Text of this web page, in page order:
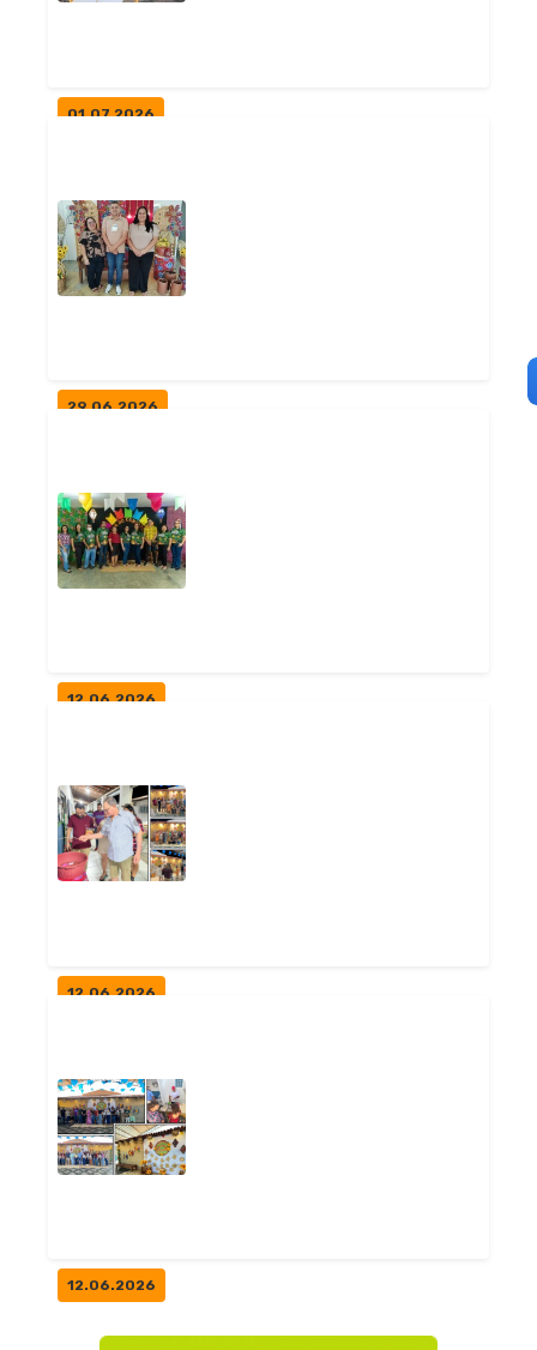
01.07.2026
ENTREGA DE FARDAMENTO
DOS ALUNOS DAS TURMAS DE
NONO ANO
29.06.2026
FREI MARTINHO PARTICIPA DE
OFICINA REGIONAL EM CUITÉ-
PB
12.06.2026
ARRAIÁ DA ESCOLA JOÃO
FERNANDES FALCÃO
12.06.2026
ARRAIÁ DAS TURMAS DO EJA
NA ESCOLA ELIETE SOUZA
12.06.2026